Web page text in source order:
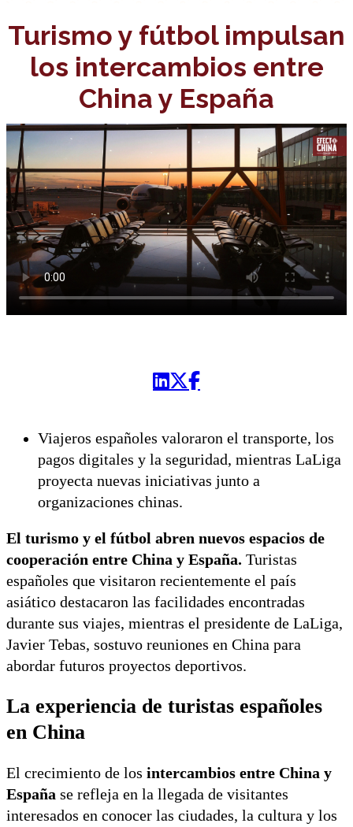
Turismo y fútbol impulsan
los intercambios entre
China y España
Viajeros españoles valoraron el transporte, los
pagos digitales y la seguridad, mientras LaLiga
proyecta nuevas iniciativas junto a
organizaciones chinas.
El turismo y el fútbol abren nuevos espacios de
cooperación entre China y España. Turistas
españoles que visitaron recientemente el país
asiático destacaron las facilidades encontradas
durante sus viajes, mientras el presidente de LaLiga,
Javier Tebas, sostuvo reuniones en China para
abordar futuros proyectos deportivos.
La experiencia de turistas españoles
en China
El crecimiento de los intercambios entre China y
España se refleja en la llegada de visitantes
interesados en conocer las ciudades, la cultura y los